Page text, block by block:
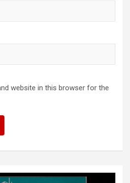
website in this browser for the